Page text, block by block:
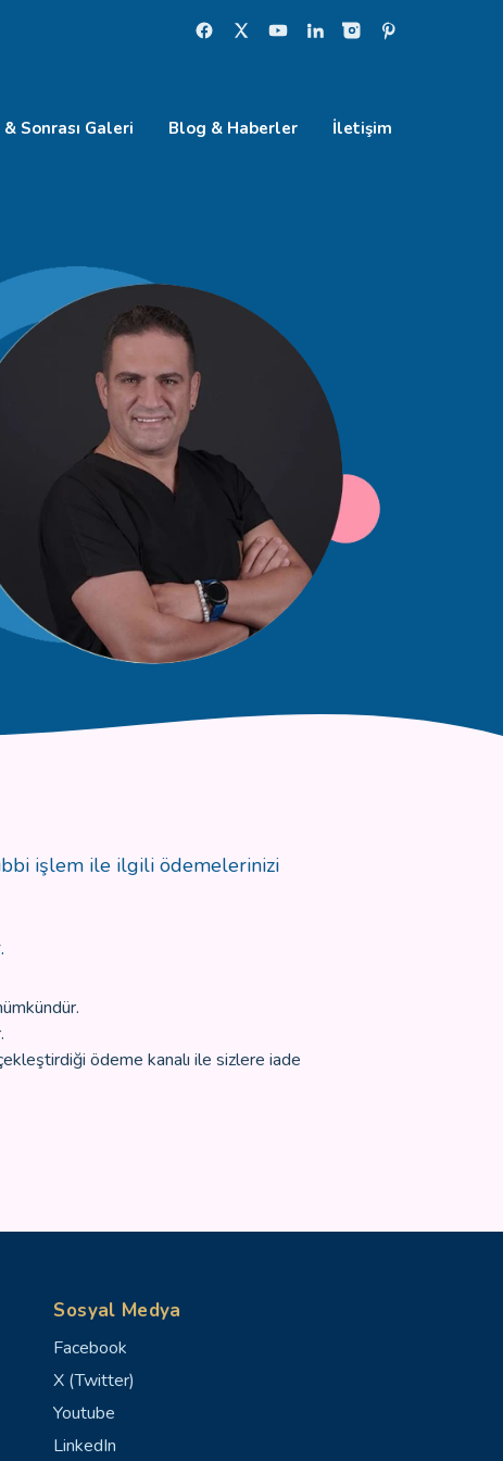
& Sonrası Galeri Blog & Haberler İletişim
işlem ile ilgili ödemelerinizi
ödeme kanalı ile sizlere iade
Sosyal Medya
Facebook
X (Twitter)
Youtube
LinkedIn